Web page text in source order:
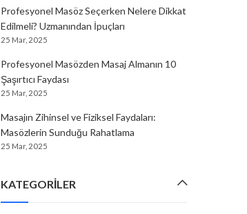
Profesyonel Masöz Seçerken Nelere Dikkat
Edilmeli? Uzmanından İpuçları
25 Mar, 2025
Profesyonel Masözden Masaj Almanın 10
Şaşırtıcı Faydası
25 Mar, 2025
Masajın Zihinsel ve Fiziksel Faydaları:
Masözlerin Sunduğu Rahatlama
25 Mar, 2025
KATEGORILER